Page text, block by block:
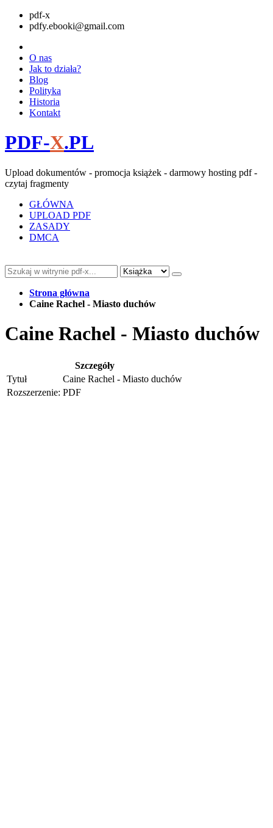
pdf-x
pdfy.ebooki@gmail.com
O nas
Jak to działa?
Blog
Polityka
Historia
Kontakt
PDF-X.PL
Upload dokumentów - promocja książek - darmowy hosting pdf -
czytaj fragmenty
GŁÓWNA
UPLOAD PDF
ZASADY
DMCA
Strona główna
Caine Rachel - Miasto duchów
Caine Rachel - Miasto duchów
Szczegóły
Tytuł
Caine Rachel - Miasto duchów
Rozszerzenie: PDF